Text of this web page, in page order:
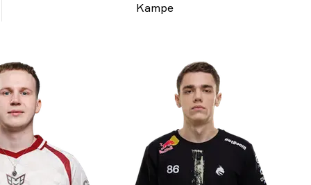
Kampe